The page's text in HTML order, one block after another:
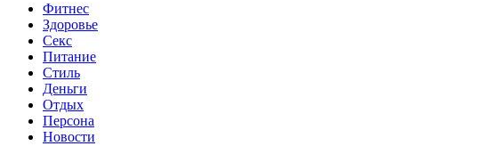
Фитнес
Здоровье
Секс
Питание
Стиль
Деньги
Отдых
Персона
Новости